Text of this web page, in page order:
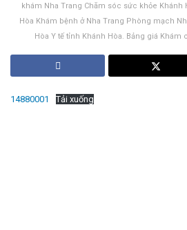
khám Nha Trang Chăm sóc sức khỏe Khánh
Hòa Khám bệnh ở Nha Trang Phòng mạch
Hòa Y tế tỉnh Khánh Hòa. Bảng giá
14880001 Tải xuống